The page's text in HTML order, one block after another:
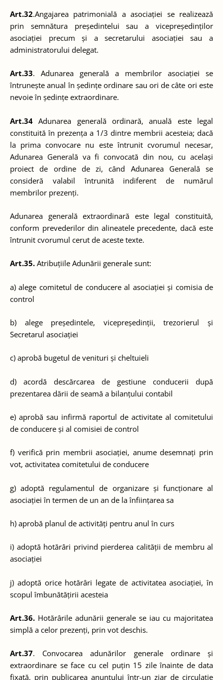
Art.32.Angajarea patrimonială a asociației se realizează
prin semnătura președintelui sau a vicepreședinților
asociației precum și a secretarului asociației sau a
administratorului delegat.
Art.33. Adunarea generală a membrilor asociației se
întrunește anual în ședințe ordinare sau ori de câte ori este
nevoie în ședințe extraordinare.
Art.34Adunarea generală ordinară, anuală este legal
constituită în prezența a 1/3 dintre membrii acesteia; dacă
la prima convocare nu este întrunit cvorumul necesar,
Adunarea Generală va fi convocată din nou, cu același
proiect de ordine de zi, când Adunarea Generală se
consideră valabil întrunită indiferent de numărul
membrilor prezenți.
Adunarea generală extraordinară este legal constituită,
conform prevederilor din alineatele precedente, dacă este
întrunit cvorumul cerut de aceste texte.
Art.35. Atribuțiile Adunării generale sunt:
a) alege comitetul de conducere al asociației și comisia de
control
b) alege președintele, vicepreședinții, trezorierul și
Secretarul asociației
c) aprobă bugetul de venituri și cheltuieli
d) acordă descărcarea de gestiune conducerii după
prezentarea dării de seamă a bilanțului contabil
e) aprobă sau infirmă raportul de activitate al comitetului
de conducere și al comisiei de control
f) verifică prin membrii asociației, anume desemnați prin
vot, activitatea comitetului de conducere
g) adoptă regulamentul de organizare și funcționare al
asociației în termen de un an de la înființarea sa
h) aprobă planul de activități pentru anul în curs
i) adoptă hotărâri privind pierderea calității de membru al
asociației
j) adoptă orice hotărâri legate de activitatea asociației, în
scopul îmbunătățirii acesteia
Art.36. Hotărârile adunării generale se iau cu majoritatea
simplă a celor prezenți, prin vot deschis.
Art.37. Convocarea adunărilor generale ordinare și
extraordinare se face cu cel puțin 15 zile înainte de data
fixată, prin publicarea anunțului într-un ziar de circulație